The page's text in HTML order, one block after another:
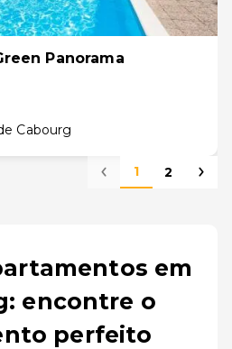
Panorama
Cabourg
1 2
em
encontre o
perfeito